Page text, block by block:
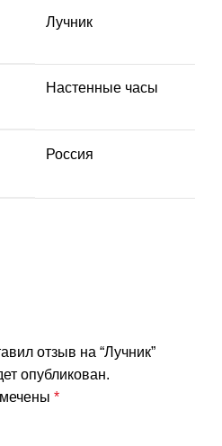
Лучник
Настенные часы
Россия
отзыв на “Лучник”
опубликован.
*